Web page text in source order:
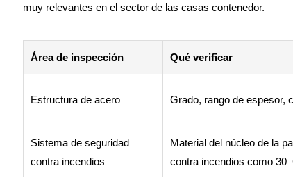
muy relevantes en el sector de las casas contenedor.
Área de inspección Qué verificar
Estructura de acero Grado, rango de espesor,
Sistema de seguridad
contra incendios
Material del núcleo de la
contra incendios como